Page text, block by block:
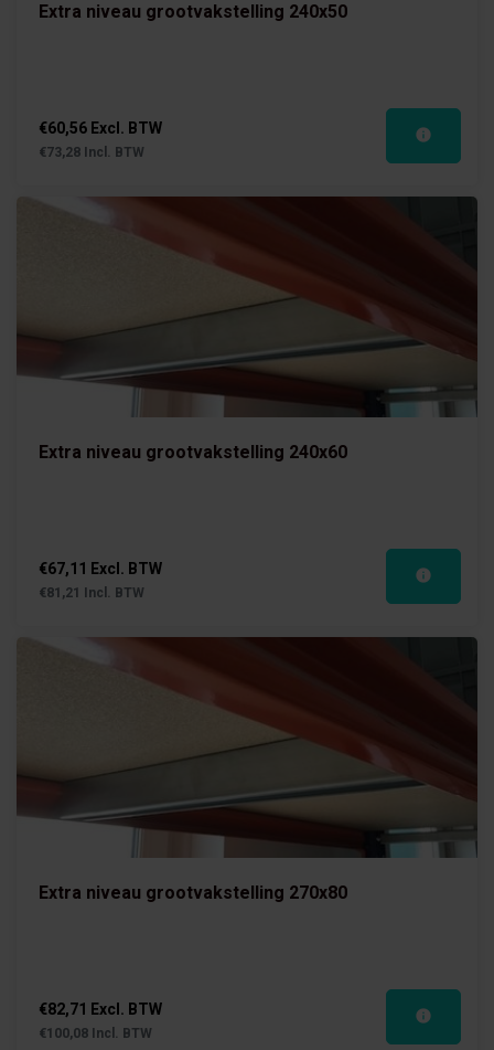
Extra niveau grootvakstelling 240x50
€60,56 Excl. BTW
€73,28 Incl. BTW
Extra niveau grootvakstelling 240x60
€67,11 Excl. BTW
€81,21 Incl. BTW
Extra niveau grootvakstelling 270x80
€82,71 Excl. BTW
€100,08 Incl. BTW